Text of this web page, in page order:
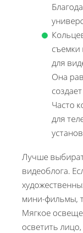
съемки
для
Она
Часто
для
Лучше
видеоблога.
мини-фильмы,
Мягкое
осветить